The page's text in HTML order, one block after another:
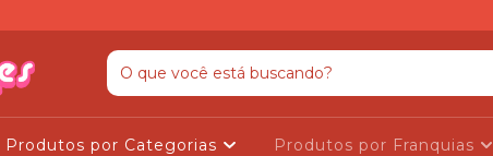
Produtos por Categorias Produtos por Franquias